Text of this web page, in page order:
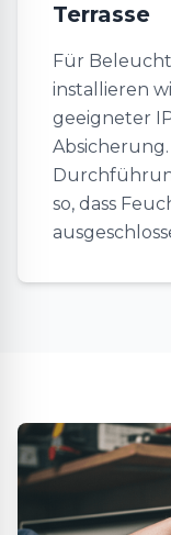
Terrasse
Für
installieren
geeigneter
so, dass